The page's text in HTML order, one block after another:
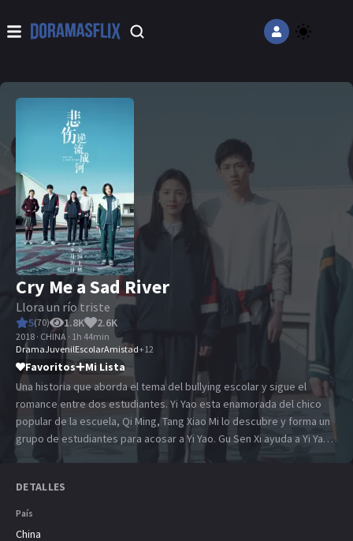
Cry Me a Sad River
Llora un río triste
5(70) 1.8K 2.6K
2018 · CHINA · 1h 44min
DramaJuvenilEscolarAmistad+12
Favoritos
Mi Lista
Una historia que aborda el tema del bullying escolar y sigue el
romance entre dos estudiantes. Yi Yao esta enamorada del chico
popular de la escuela, Qi Ming, Tang Xiao Mi lo descubre y forma un
grupo de estudiantes para acosar a Yi Yao. Gu Sen Xi ayuda a Yi Yao y
la motiva para ser valiente. Gradualmente, ella se pasa de ser un
DETALLES
País
China